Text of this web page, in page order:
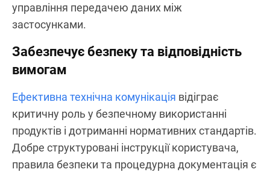
управління передачею даних між
застосунками.
Забезпечує безпеку та відповідність
вимогам
Ефективна технічна комунікація відіграє
критичну роль у безпечному використанні
продуктів і дотриманні нормативних стандартів.
Добре структуровані інструкції користувача,
правила безпеки та процедурна документація є